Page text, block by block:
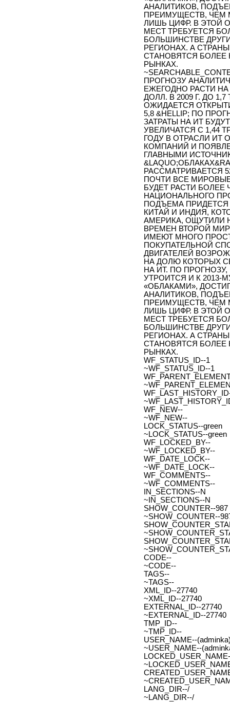
АНАЛИТИКОВ,
ПРЕИМУЩЕСТВ,
ЛИШЬ ЦИФР. В ЭТОЙ
МЕСТ ТРЕБУЕТСЯ
БОЛЬШИНСТВЕ
РЕГИОНАХ. А
СТАНОВЯТСЯ
РЫНКАХ.
ПРОГНОЗУ
ЕЖЕГОДНО РАСТИ НА
ДОЛЛ. В 2009 Г. ДО
ОЖИДАЕТСЯ
5,8 &HELLIP; ПО
ЗАТРАТЫ НА ИТ
УВЕЛИЧАТСЯ С 1,44
ГОДУ В ОТРАСЛИ ИТ
КОМПАНИЙ И
ГЛАВНЫМИ
РАССМАТРИВАЕТСЯ
ПОЧТИ ВСЕ
БУДЕТ РАСТИ
НАЦИОНАЛЬНОГО
ПОДЪЕМА
КИТАЙ И ИНДИЯ,
АМЕРИКА, ОЩУТИЛИ
ВРЕМЕН ВТОРОЙ
ИМЕЮТ МНОГО
ПОКУПАТЕЛЬНОЙ
ДВИГАТЕЛЕЙ
НА ДОЛЮ КОТОРЫХ
НА ИТ. ПО
УТРОИТСЯ И К
«ОБЛАКАМИ»,
АНАЛИТИКОВ,
ПРЕИМУЩЕСТВ,
ЛИШЬ ЦИФР. В ЭТОЙ
МЕСТ ТРЕБУЕТСЯ
БОЛЬШИНСТВЕ
РЕГИОНАХ. А
СТАНОВЯТСЯ
РЫНКАХ.
WF_STATUS_ID--1
~WF_STATUS_ID--1
WF_NEW--
~WF_NEW--
LOCK_STATUS--green
~LOCK_STATUS--green
WF_LOCKED_BY--
~WF_LOCKED_BY--
WF_DATE_LOCK--
~WF_DATE_LOCK--
WF_COMMENTS--
~WF_COMMENTS--
IN_SECTIONS--N
~IN_SECTIONS--N
SHOW_COUNTER--987
~SHOW_COUNTER--
CODE--
~CODE--
TAGS--
~TAGS--
XML_ID--27740
~XML_ID--27740
EXTERNAL_ID--27740
~EXTERNAL_ID--27740
TMP_ID--
~TMP_ID--
USER_NAME--
~USER_NAME--
LANG_DIR--/
~LANG_DIR--/